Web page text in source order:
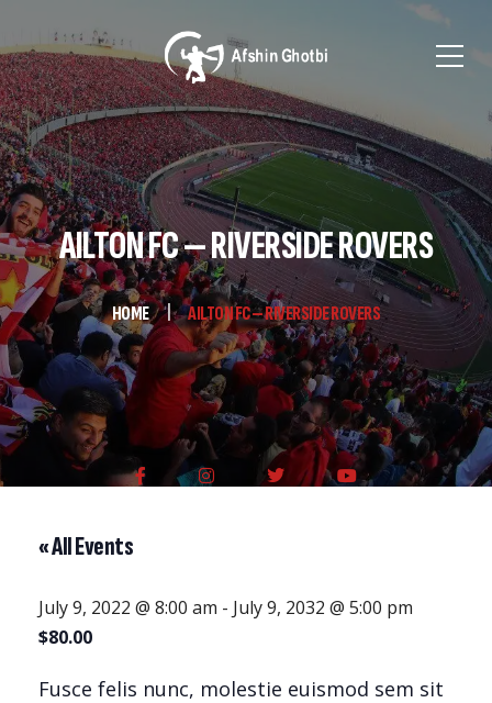
AILTON FC — RIVERSIDE ROVERS
HOME AILTON FC — RIVERSIDE ROVERS
« All Events
July 9, 2022 @ 8:00 am - July 9, 2032 @ 5:00 pm
$80.00
Fusce felis nunc, molestie euismod sem sit